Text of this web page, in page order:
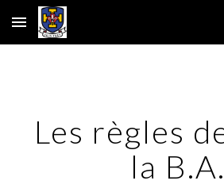
Skip to main content
Les règles
la B.A.